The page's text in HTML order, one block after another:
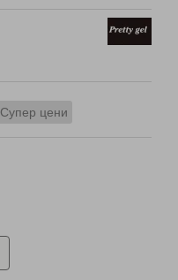
Супер цени